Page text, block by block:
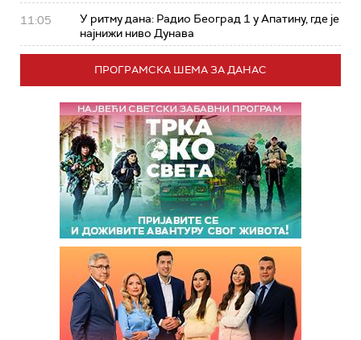
11:05
У ритму дана: Радио Београд 1 у Апатину, где је
најнижи ниво Дунава
ПРОГРАМСКА ШЕМА ЗА ДАНАС